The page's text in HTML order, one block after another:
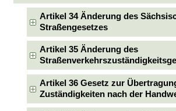
Artikel 34 Änderung des
Straßengesetzes
Artikel 35 Änderung des
Artikel 36 Gesetz zur
Zuständigkeiten nach der